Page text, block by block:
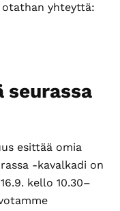
otathan yhteyttä:
seurassa
esittää omia
-kavalkadi on
kello 10.30–